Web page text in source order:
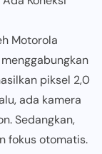
Motorola
piksel 2,0
ada kamera
Sedangkan,
fokus otomatis.